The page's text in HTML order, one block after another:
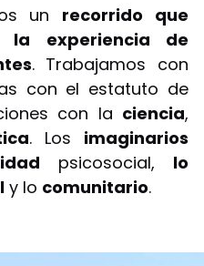
un recorrido que
experiencia de
. Trabajamos con
con el estatuto de
con la ciencia,
. Los imaginarios
psicosocial, lo
y lo comunitario.